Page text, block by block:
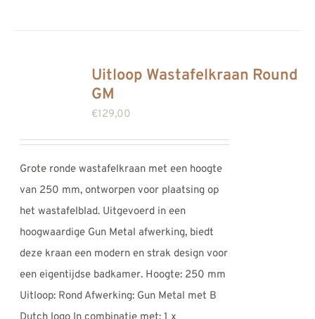
Uitloop Wastafelkraan Round
GM
€129,00
Grote ronde wastafelkraan met een hoogte
van 250 mm, ontworpen voor plaatsing op
het wastafelblad. Uitgevoerd in een
hoogwaardige Gun Metal afwerking, biedt
deze kraan een modern en strak design voor
een eigentijdse badkamer. Hoogte: 250 mm
Uitloop: Rond Afwerking: Gun Metal met B